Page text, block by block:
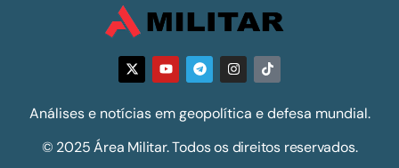
Análises e notícias em geopolítica e defesa mundial.
© 2025 Área Militar. Todos os direitos reservados.